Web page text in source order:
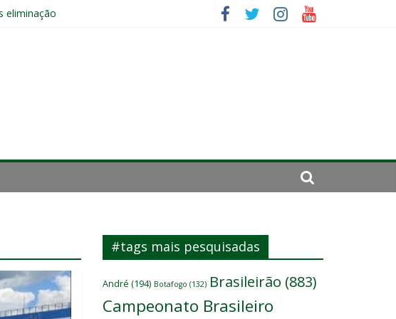
eliminação
no lixo
#tags mais pesquisadas
André (194) Botafogo (132) Brasileirão (883)
Campeonato Brasileiro